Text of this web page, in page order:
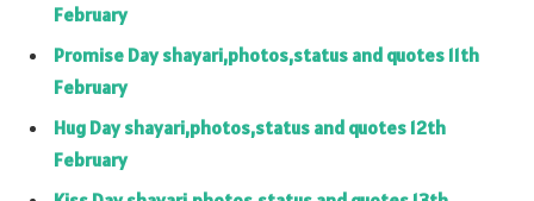
February
Promise Day shayari,photos,status and quotes 11th
February
Hug Day shayari,photos,status and quotes 12th
February